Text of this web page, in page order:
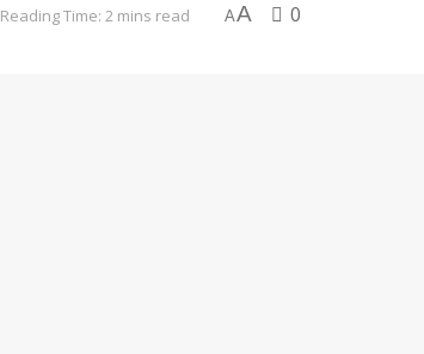
Reading Time: 2 mins read AA 0